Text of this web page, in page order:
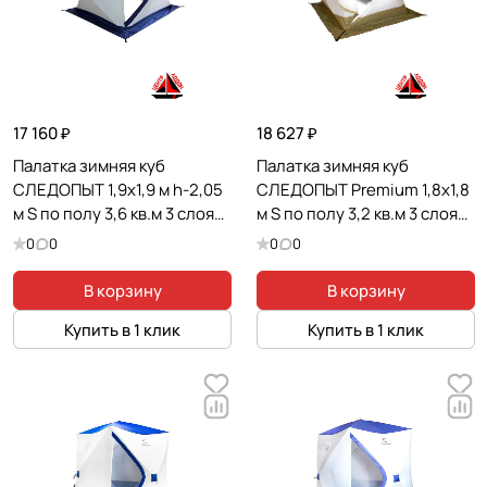
17 160 ₽
Палатка зимняя куб
СЛЕДОПЫТ 1,9х1,9 м h-2,05
м S по полу 3,6 кв.м 3 слоя
цв. синий/белый
0 0
В корзину
Купить в 1 клик
18 627 ₽
Палатка зимняя куб
СЛЕДОПЫТ Premium 1,8х1,8
м S по полу 3,2 кв.м 3 слоя
цв. оливковый/белый
0 0
В корзину
Купить в 1 клик